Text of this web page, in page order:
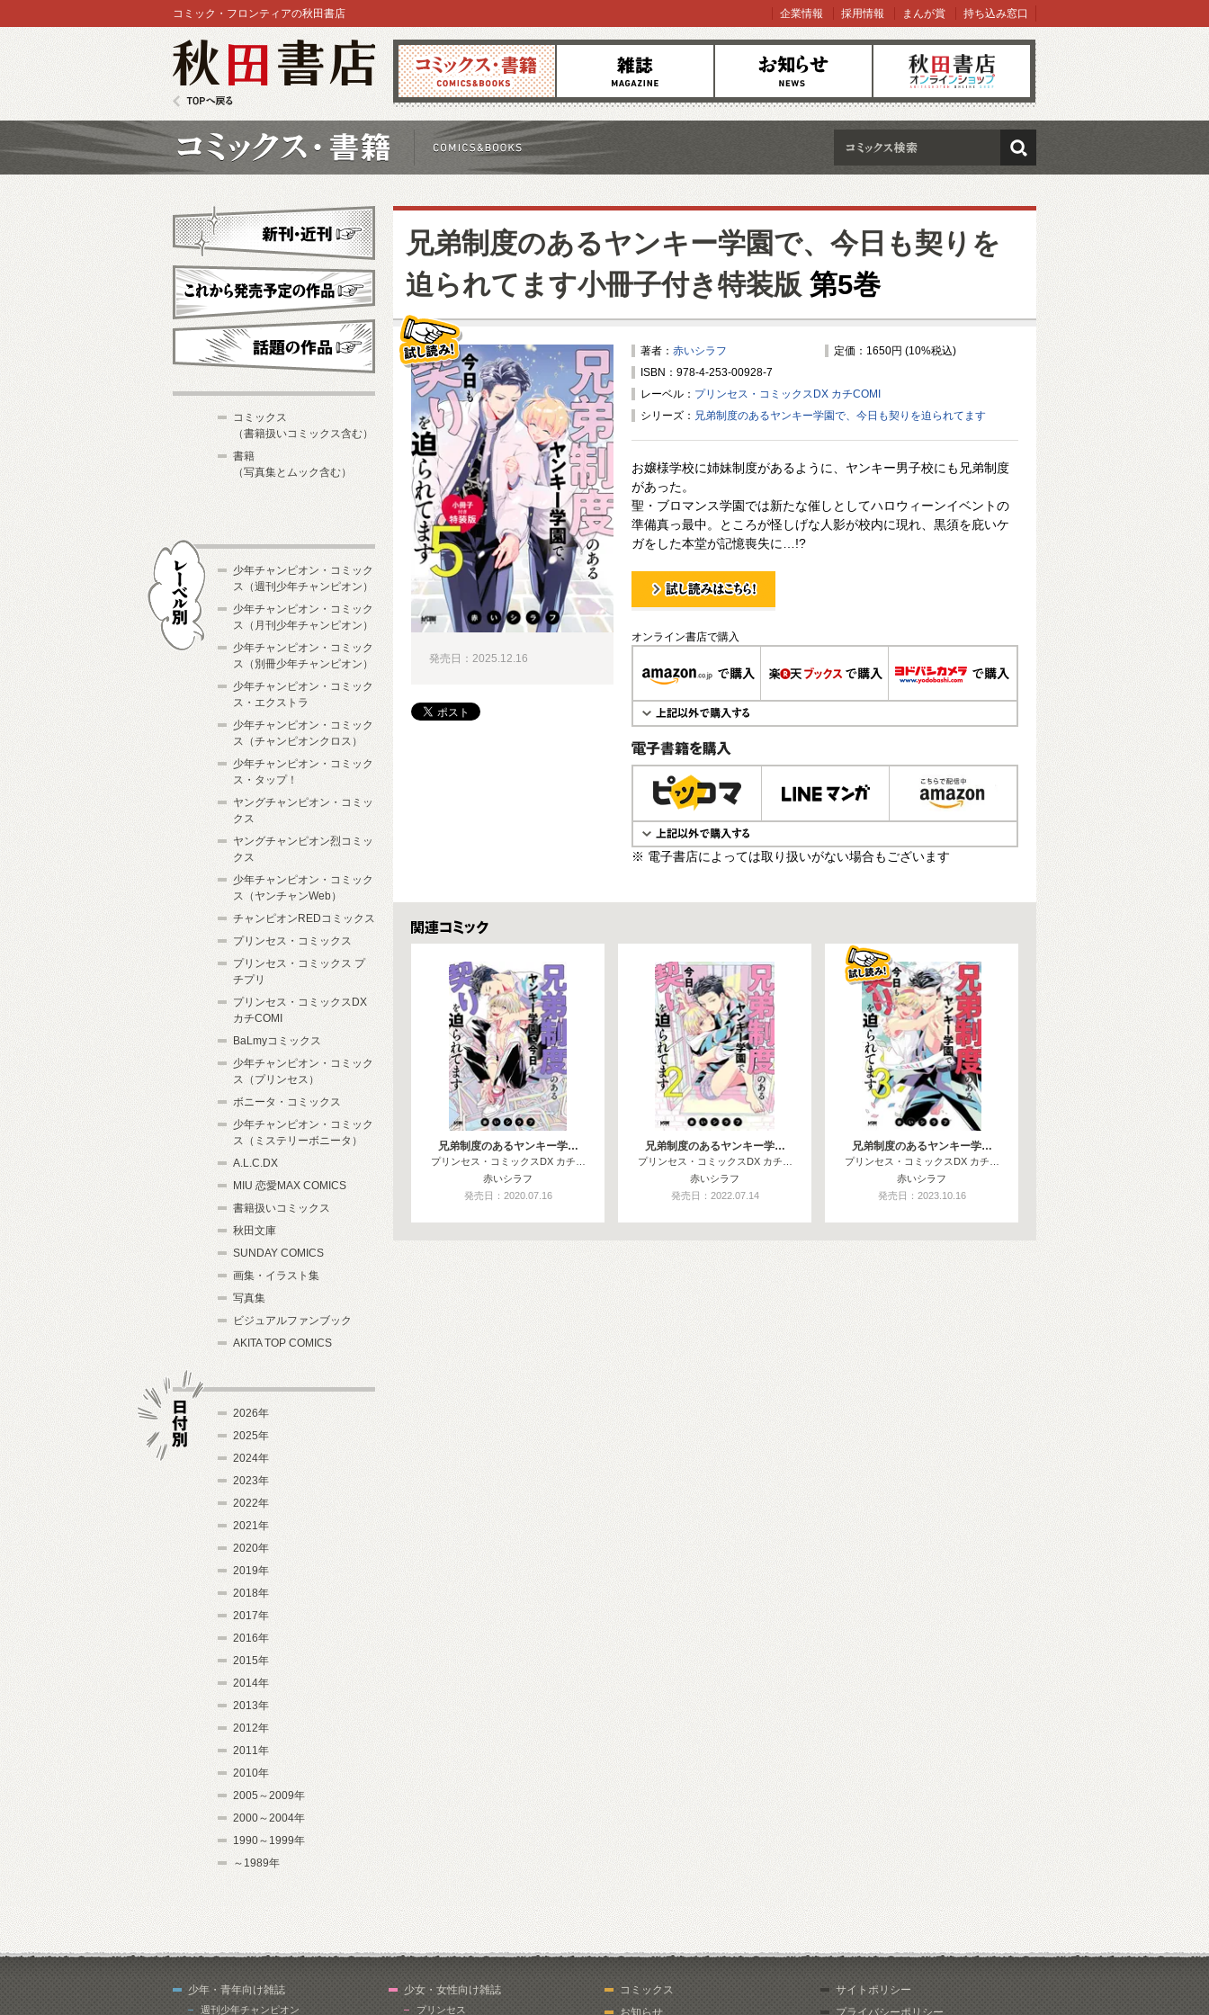
コミックス 雑誌 お知らせ オンラインショップ
コミック・フロンティアの秋田書店 企業情報 採用情報 まんが賞 持ち込み窓口
検索
兄弟制度のあるヤンキー学園で、今日も契りを
迫られてます小冊子付き特装版 第5巻
著者： 赤いシラフ
定価：1650円 (10%税込)
ISBN：978-4-253-00928-7
レーベル： プリンセス・コミックスDX カチCOMI
シリーズ： 兄弟制度のあるヤンキー学園で、今日も契りを迫られてます
お嬢様学校に姉妹制度があるように、ヤンキー男子校にも兄弟制度
があった。
聖・ブロマンス学園では新たな催しとしてハロウィーンイベントの
準備真っ最中。ところが怪しげな人影が校内に現れ、黒須を庇いケ
ガをした本堂が記憶喪失に…!?
試し読み！
オンライン書店で購入
電子書籍で購入
※ 電子書店によっては取り扱いがない場合もございます
発売日：2025.12.16
関連コミックス
兄弟制度のあるヤンキー学…
プリンセス・コミックスDX カチ…
赤いシラフ
発売日：2020.07.16
兄弟制度のあるヤンキー学…
プリンセス・コミックスDX カチ…
赤いシラフ
発売日：2022.07.14
兄弟制度のあるヤンキー学…
プリンセス・コミックスDX カチ…
赤いシラフ
発売日：2023.10.16
新刊・近刊
これから発売予定
コミックス
（書籍扱いコミックス含む）
書籍
（写真集とムック含む）
少年チャンピオン・コミック
ス（週刊少年チャンピオン）
少年チャンピオン・コミック
ス（月刊少年チャンピオン）
少年チャンピオン・コミック
ス（別冊少年チャンピオン）
少年チャンピオン・コミック
ス・エクストラ
少年チャンピオン・コミック
ス（チャンピオンクロス）
少年チャンピオン・コミック
ス・タップ！
ヤングチャンピオン・コミッ
クス
ヤングチャンピオン烈コミッ
クス
少年チャンピオン・コミック
ス（ヤンチャンWeb）
チャンピオンREDコミックス
プリンセス・コミックス
プリンセス・コミックス プ
チプリ
プリンセス・コミックスDX
カチCOMI
BaLmyコミックス
少年チャンピオン・コミック
ス（プリンセス）
ボニータ・コミックス
少年チャンピオン・コミック
ス（ミステリーボニータ）
A.L.C.DX
MIU 恋愛MAX COMICS
書籍扱いコミックス
秋田文庫
SUNDAY COMICS
画集・イラスト集
写真集
ビジュアルファンブック
AKITA TOP COMICS
2026年
2025年
2024年
2023年
2022年
2021年
2020年
2019年
2018年
2017年
2016年
2015年
2014年
2013年
2012年
2011年
2010年
2005～2009年
2000～2004年
1990～1999年
～1989年
少年・青年向け雑誌
週刊少年チャンピオン
少女・女性向け雑誌
プリンセス
コミックス
お知らせ
サイトポリシー
プライバシーポリシー